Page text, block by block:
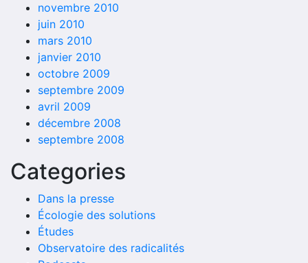
novembre 2010
juin 2010
mars 2010
janvier 2010
octobre 2009
septembre 2009
avril 2009
décembre 2008
septembre 2008
Categories
Dans la presse
Écologie des solutions
Études
Observatoire des radicalités